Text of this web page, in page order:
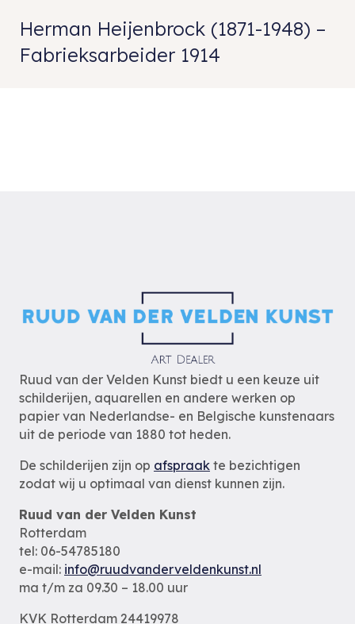
Herman Heijenbrock (1871-1948) –
Fabrieksarbeider 1914
Ruud van der Velden Kunst biedt u een keuze uit
schilderijen, aquarellen en andere werken op
papier van Nederlandse- en Belgische kunstenaars
uit de periode van 1880 tot heden.
De schilderijen zijn op afspraak te bezichtigen
zodat wij u optimaal van dienst kunnen zijn.
Ruud van der Velden Kunst
Rotterdam
tel: 06-54785180
e-mail: info@ruudvanderveldenkunst.nl
ma t/m za 09.30 – 18.00 uur
KVK Rotterdam 24419978